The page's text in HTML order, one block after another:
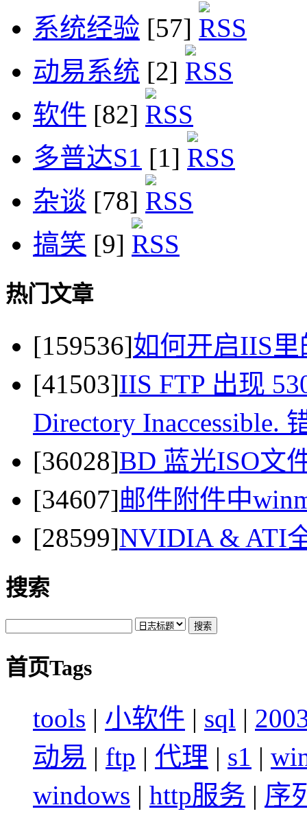
系统经验 [57]
动易系统 [2]
软件 [82]
多普达S1 [1]
杂谈 [78]
搞笑 [9]
热门文章
[159536]如何开启IIS里
[41503]IIS FTP 出现
Directory Inaccessible.
[36028]BD 蓝光ISO文
[34607]邮件附件中
[28599]NVIDIA & ATI
搜索
首页Tags
tools | 小软件 | sql |
动易 | ftp | 代理 | s1 |
windows | http服务 | 序